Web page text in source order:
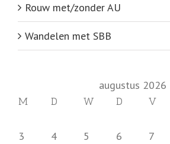
Rouw met/zonder AU
Wandelen met SBB
augustus 2026
M D W D V
3
4 5 6 7